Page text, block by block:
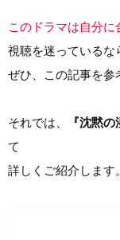
このドラマは自分
視聴を迷っているな
ぜひ、この記事を参
それでは、 『沈黙
て
詳しくご紹介します。